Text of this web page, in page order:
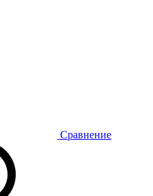
Сравнение